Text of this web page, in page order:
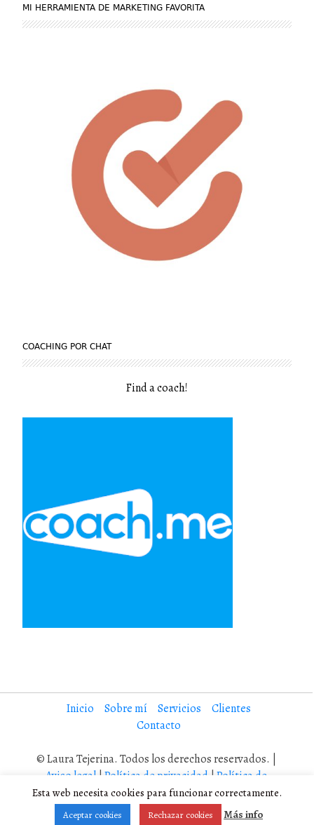
MI HERRAMIENTA DE MARKETING FAVORITA
COACHING POR CHAT
Find a coach!
Inicio Sobre mí Servicios
Clientes
Contacto
© Laura Tejerina. Todos los derechos reservados. |
Aviso legal| Política de privacidad | Política de
cookies
Diseño adaptado por Laura Tejerina a partir de Coller, un tema
Esta web necesita cookies para funcionar correctamente.
Aceptar cookies Rechazar cookies Más info